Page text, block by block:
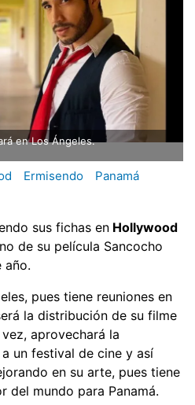
en Los Ángeles.
Ermisendo
Panamá
sus fichas en Hollywood
de su película Sancocho
año.
pues tiene reuniones en
la distribución de su filme
aprovechará la
un festival de cine y así
en su arte, pues tiene
del mundo para Panamá.